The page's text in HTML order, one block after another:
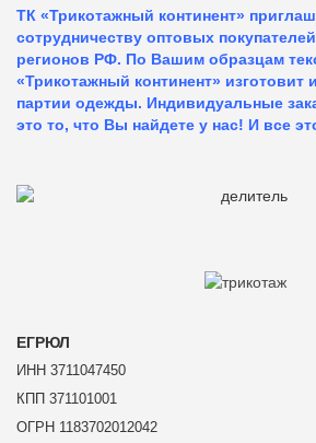
ТК «Трикотажный континент»
сотрудничеству оптовых
регионов РФ. По Вашим образцам
«Трикотажный континент»
партии одежды. Индивидуальные
это то, что Вы найдете у нас! И все
ЕГРЮЛ
ИНН 3711047450
КПП 371101001
ОГРН 1183702012042